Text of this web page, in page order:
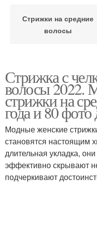
Стрижки на средние
волосы
Стрижки с челкой
Французская стрижка
Стрижка с
волосы 2022.
стрижки на
года и 80
Модные женские
становятся настоящим
длительная укладка,
эффективно скрывают
подчеркивают